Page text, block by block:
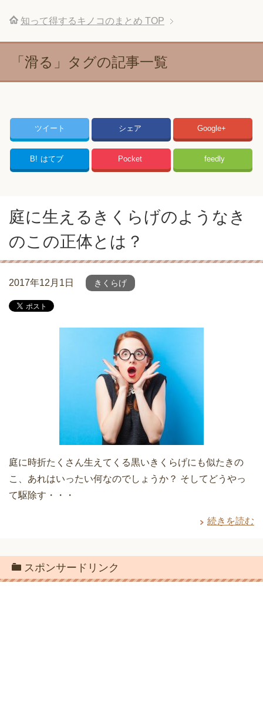
知って得するキノコのまとめ TOP
「滑る」タグの記事一覧
ツイート シェア Google+
B! はてブ Pocket feedly
庭に生えるきくらげのようなき
のこの正体とは？
2017年12月1日 きくらげ
庭に時折たくさん生えてくる黒いきくらげにも似たきの
こ、あれはいったい何なのでしょうか？ そしてどうやっ
て駆除す・・・
続きを読む
スポンサードリンク